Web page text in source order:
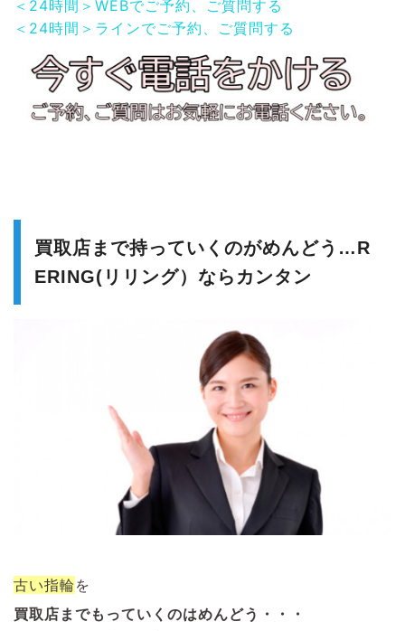
＜24時間＞WEBでご予約、ご質問する
＜24時間＞ラインでご予約、ご質問する
買取店まで持っていくのがめんどう…R
ERING(リリング）ならカンタン
古い指輪 を
買取店までもっていくのはめんどう・・・